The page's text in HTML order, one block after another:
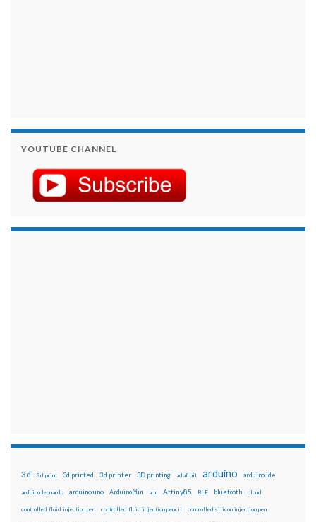
YOUTUBE CHANNEL
3d 3d print 3d printed 3d printer 3D printing adafruit arduino arduino ide
arduino leonardo arduino uno Arduino Yún arm Attiny85 BLE bluetooth cloud
controlled fluid injection pen controlled fluid injection pencil controlled silicon injection pen